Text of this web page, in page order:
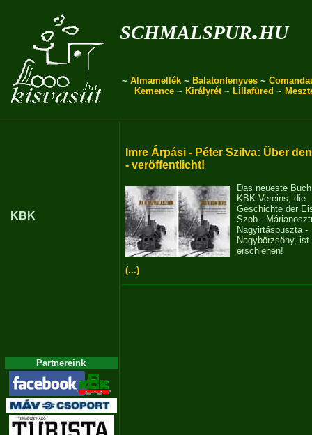
schmalspur.hu
~ Almamellék ~ Balatonfenyves ~
Kemence ~ Királyrét~ Lillafüred ~
KBK
Partnereink
Imre Árpási - Péter Szilva: Über
- veröffentlicht!
Das neueste
KBK-Vereins, die
Geschichte der
Szob -
Nagyirtáspuszta -
Nagybörzsöny, ist
erschienen!
(...)